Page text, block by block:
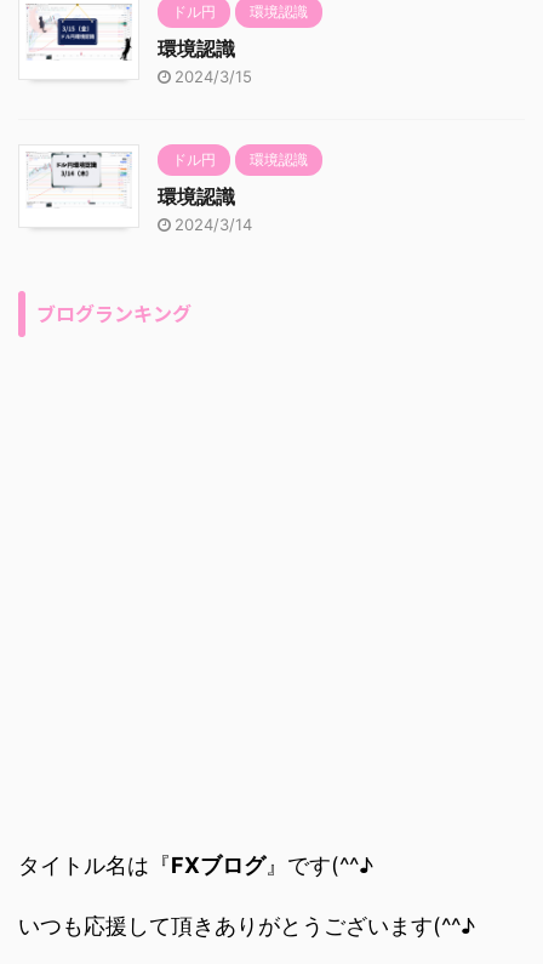
ドル円 環境認識
環境認識
2024/3/15
ドル円 環境認識
環境認識
2024/3/14
ブログランキング
タイトル名は『FXブログ』です(^^♪
いつも応援して頂きありがとうございます(^^♪